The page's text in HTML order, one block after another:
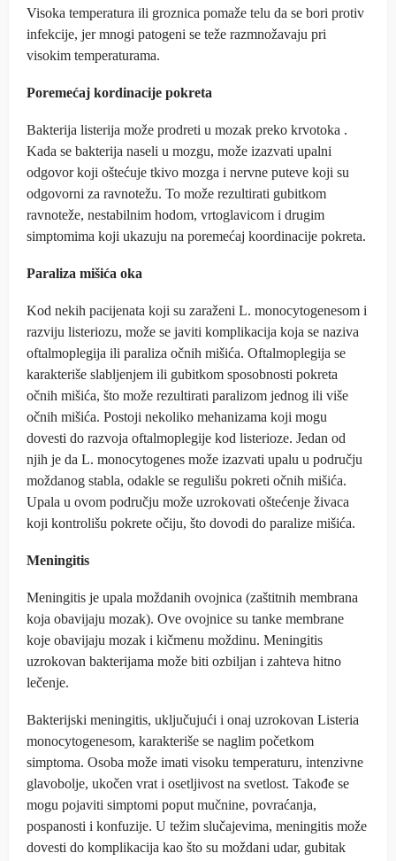
Visoka temperatura ili groznica pomaže telu da se bori protiv
infekcije, jer mnogi patogeni se teže razmnožavaju pri
visokim temperaturama.
Poremećaj kordinacije pokreta
Bakterija listerija može prodreti u mozak preko krvotoka .
Kada se bakterija naseli u mozgu, može izazvati upalni
odgovor koji oštećuje tkivo mozga i nervne puteve koji su
odgovorni za ravnotežu. To može rezultirati gubitkom
ravnoteže, nestabilnim hodom, vrtoglavicom i drugim
simptomima koji ukazuju na poremećaj koordinacije pokreta.
Paraliza mišića oka
Kod nekih pacijenata koji su zaraženi L. monocytogenesom i
razviju listeriozu, može se javiti komplikacija koja se naziva
oftalmoplegija ili paraliza očnih mišića. Oftalmoplegija se
karakteriše slabljenjem ili gubitkom sposobnosti pokreta
očnih mišića, što može rezultirati paralizom jednog ili više
očnih mišića. Postoji nekoliko mehanizama koji mogu
dovesti do razvoja oftalmoplegije kod listerioze. Jedan od
njih je da L. monocytogenes može izazvati upalu u području
moždanog stabla, odakle se regulišu pokreti očnih mišića.
Upala u ovom području može uzrokovati oštećenje živaca
koji kontrolišu pokrete očiju, što dovodi do paralize mišića.
Meningitis
Meningitis je upala moždanih ovojnica (zaštitnih membrana
koja obavijaju mozak). Ove ovojnice su tanke membrane
koje obavijaju mozak i kičmenu moždinu. Meningitis
uzrokovan bakterijama može biti ozbiljan i zahteva hitno
lečenje.
Bakterijski meningitis, uključujući i onaj uzrokovan Listeria
monocytogenesom, karakteriše se naglim početkom
simptoma. Osoba može imati visoku temperaturu, intenzivne
glavobolje, ukočen vrat i osetljivost na svetlost. Takođe se
mogu pojaviti simptomi poput mučnine, povraćanja,
pospanosti i konfuzije. U težim slučajevima, meningitis može
dovesti do komplikacija kao što su moždani udar, gubitak